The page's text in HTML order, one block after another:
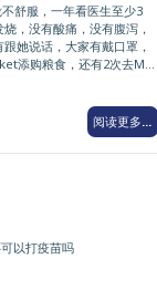
舒服，一年看医生至少3
，没有酸痛，没有腹泻，
她说话，大家有戴口罩，
添购粮食，还有2次去M…
阅读更多...
以打疫苗吗